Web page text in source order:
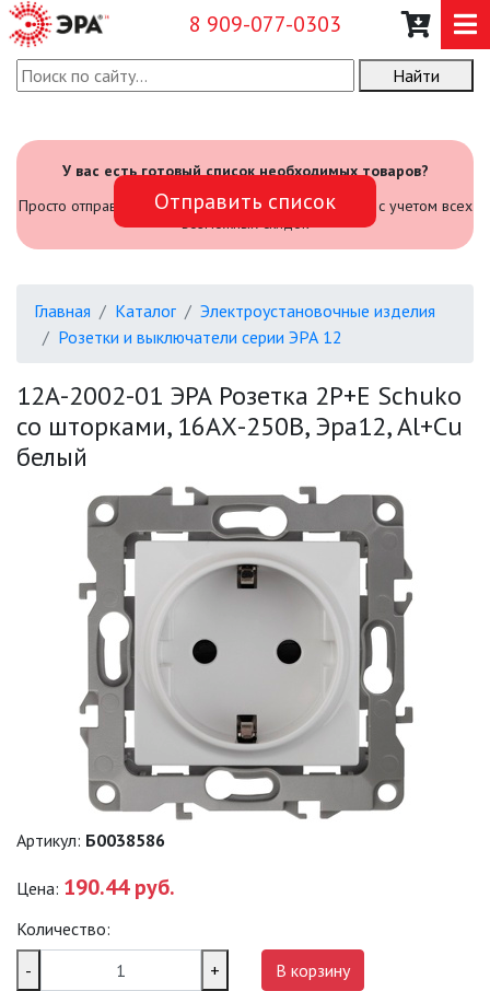
8 909-077-0303
О КОМПАНИИ
САДОВЫЙ ИНВЕНТАРЬ И
ИНСТРУМЕНТЫ
ОФИСНЫЕ ПОДВЕСНЫЕ
СВЕТИЛЬНИКИ «GEOMETRIA»
ПРОЖЕКТОРЫ
САДОВО-ПАРКОВЫЕ
СВЕТИЛЬНИКИ
САДОВЫЕ СВЕТИЛЬНИКИ
САДОВЫЕ ФАСАДНЫЕ
СВЕТИЛЬНИКИ
СВЕТИЛЬНИКИ ДЛЯ РОСТА
РАСТЕНИЙ (ФИТОСВЕТИЛЬНИКИ)
АКСЕССУАРЫ ДЛЯ
ЭЛЕКТРОМОНТАЖА
ДЕКОРАТИВНАЯ ПОДСВЕТКА
Найти
У вас есть готовый список необходимых товаров?
Просто отправьте его нам и мы посчитаем стоимость с учетом всех
возможных скидок
Отправить список
Главная Каталог
Электроустановочные изделия
Розетки и выключатели серии ЭРА 12
12А-2002-01 ЭРА Розетка 2P+E Schuko
со шторками, 16АХ-250В, Эра12, Al+Cu
белый
Артикул: Б0038586
Цена: 190.44 руб.
Количество:
-
+
В корзину